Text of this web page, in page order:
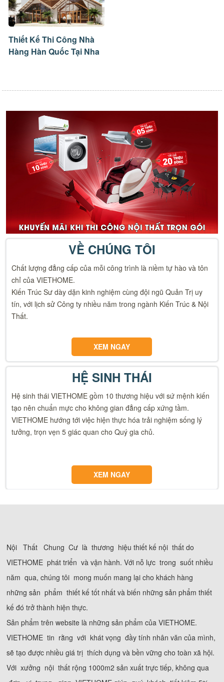
Thiết Kế Thi Công Nhà
Hàng Hàn Quốc Tại Nha
VỀ CHÚNG TÔI
Chất lượng đẳng cấp của mỗi công trình là niềm tự hào và tôn
chỉ của VIETHOME.
Kiến Trúc Sư dày dặn kinh nghiệm cùng đội ngũ Quản Trị uy
tín, với lịch sử Công ty nhiều năm trong ngành Kiến Trúc & Nội
Thất.
XEM NGAY
HỆ SINH THÁI
Hệ sinh thái VIETHOME gồm 10 thương hiệu với sứ mệnh kiến
tạo nên chuẩn mực cho không gian đẳng cấp xứng tầm.
VIETHOME hướng tới việc hiện thực hóa trải nghiệm sống lý
tưởng, trọn vẹn 5 giác quan cho Quý gia chủ.
XEM NGAY
Nội Thất Chung Cư là thương hiệu thiết kế nội thất do
VIETHOME phát triển và vận hành. Với nỗ lực trong suốt nhiều
năm qua, chúng tôi mong muốn mang lại cho khách hàng
những sản phẩm thiết kế tốt nhất và biến những sản phẩm thiết
kế đó trở thành hiện thực.
Sản phẩm trên website là những sản phẩm của VIETHOME.
VIETHOME tin rằng với khát vọng đầy tính nhân văn của mình,
sẽ tạo được nhiều giá trị thích dụng và bền vững cho toàn xã hội.
Với xưởng nội thất rộng 1000m2 sản xuất trực tiếp, không qua